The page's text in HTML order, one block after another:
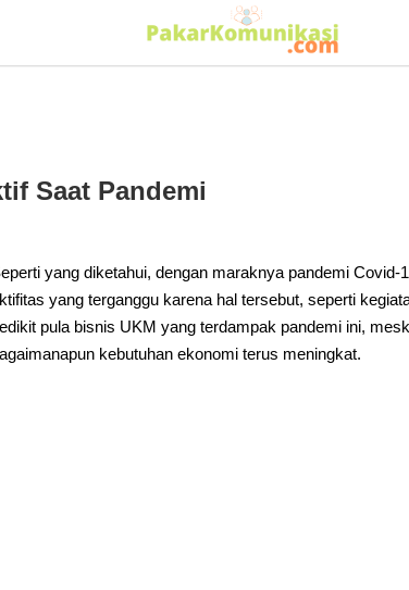
Saat Pandemi
yang diketahui, dengan maraknya pandemi
yang terganggu karena hal tersebut, seperti
pula bisnis UKM yang terdampak pandemi ini,
kebutuhan ekonomi terus meningkat.